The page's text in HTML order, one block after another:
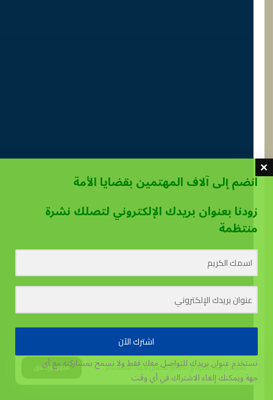
يستخدم هذا الموقع الكوكيز لتحسين تجربة المستخدم. قبول وإغلاق
انضم إلى آلاف المهتمين بقضايا الأمة
زودنا بعنوان بريدك الإلكتروني لتصلك نشرة
منتظمة
اشترك الآن
نستخدم عنوان بريدك للتواصل معك فقط ولا نسمح بمشاركته مع أي
جهةويمكنك إلغاء الاشتراك في أي وقت